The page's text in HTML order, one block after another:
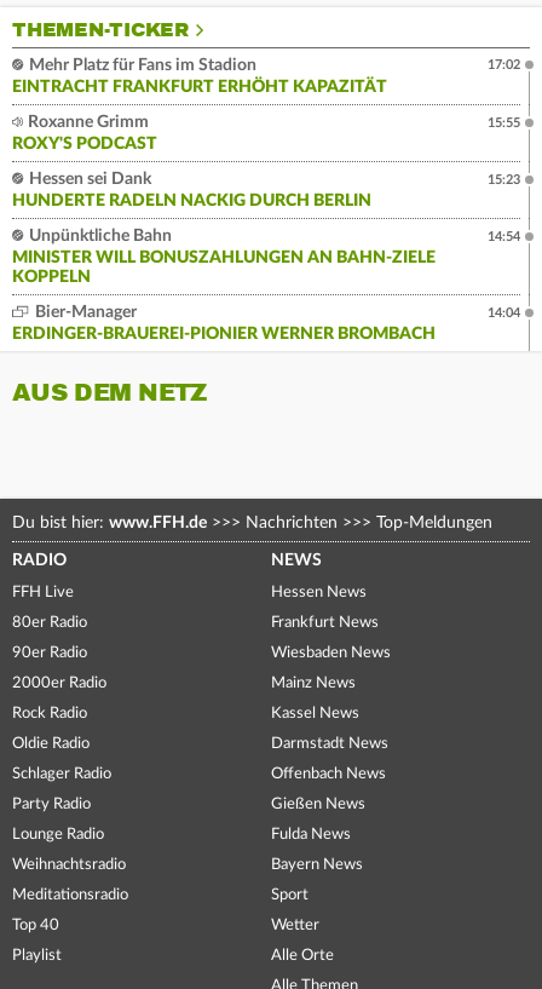
THEMEN-TICKER
Mehr Platz für Fans im Stadion
EINTRACHT FRANKFURT ERHÖHT KAPAZITÄT
17:02
Roxanne Grimm
ROXY'S PODCAST
15:55
Hessen sei Dank
HUNDERTE RADELN NACKIG DURCH BERLIN
15:23
Unpünktliche Bahn
MINISTER WILL BONUSZAHLUNGEN AN BAHN-ZIELE
KOPPELN
14:54
Bier-Manager
ERDINGER-BRAUEREI-PIONIER WERNER BROMBACH
14:04
AUS DEM NETZ
Du bist hier: www.FFH.de >>> Nachrichten >>> Top-Meldungen
RADIO
FFH Live
80er Radio
90er Radio
2000er Radio
Rock Radio
Oldie Radio
Schlager Radio
Party Radio
Lounge Radio
Weihnachtsradio
Meditationsradio
Top 40
Playlist
NEWS
Hessen News
Frankfurt News
Wiesbaden News
Mainz News
Kassel News
Darmstadt News
Offenbach News
Gießen News
Fulda News
Bayern News
Sport
Wetter
Alle Orte